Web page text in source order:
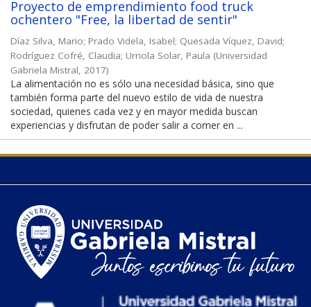
Proyecto de emprendimiento food truck
ochentero "Free, la libertad de sentir"
Díaz Silva, Mario; Prado Videla, Isabel; Quesada Víquez, David;
Rodríguez Cofré, Claudia; Urriola Solar, Paula (Universidad
Gabriela Mistral, 2017)
La alimentación no es sólo una necesidad básica, sino que
también forma parte del nuevo estilo de vida de nuestra
sociedad, quienes cada vez y en mayor medida buscan
experiencias y disfrutan de poder salir a comer en ...